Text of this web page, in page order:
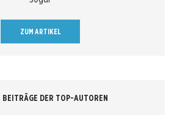
ZUM ARTIKEL
BEITRÄGE DER TOP-AUTOREN